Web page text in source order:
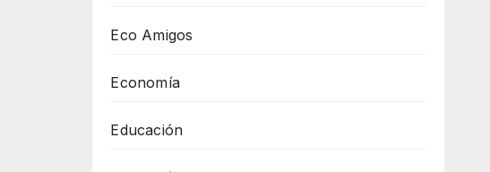
Eco Amigos
Economía
Educación